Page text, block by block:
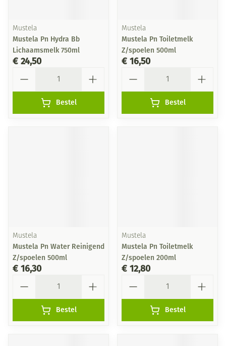
Mustela
Mustela Pn Hydra Bb
Lichaamsmelk 750ml
€ 24,50
Bestel
Mustela
Mustela Pn Toiletmelk
Z/spoelen 500ml
€ 16,50
Bestel
Mustela
Mustela Pn Water Reinigend
Z/spoelen 500ml
€ 16,30
Bestel
Mustela
Mustela Pn Toiletmelk
Z/spoelen 200ml
€ 12,80
Bestel